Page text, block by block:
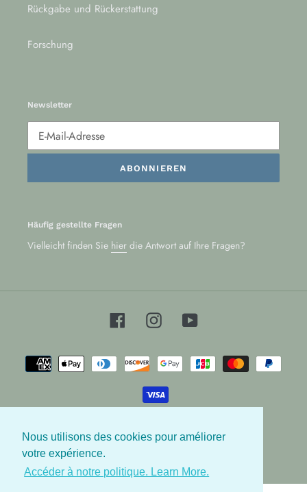
Nous utilisons des cookies pour améliorer
votre expérience.
Accéder à notre politique. Learn More.
Rückgabe und Rückerstattung
Forschung
Newsletter
ABONNIEREN
Häufig gestellte Fragen
Vielleicht finden Sie hier die Antwort auf Ihre Fragen?
FacebookInstagramYouTube
Zahlungsarten
© 2026,Les Babygators